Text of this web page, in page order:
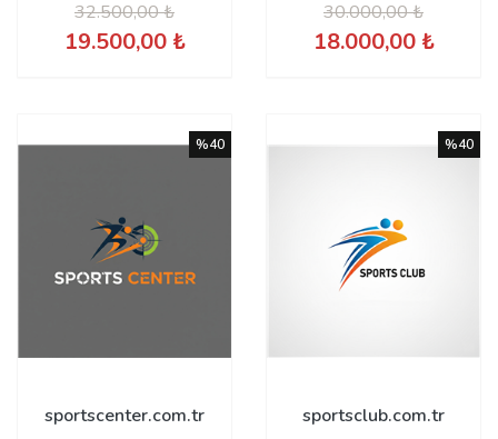
32.500,00 ₺
19.500,00 ₺
30.000,00 ₺
18.000,00 ₺
sportscenter.com.tr
%40
sportsclub.com.tr
%40